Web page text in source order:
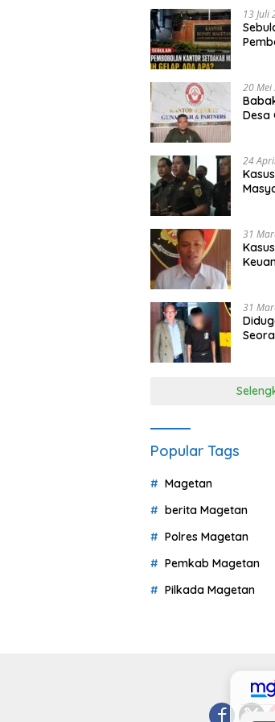
13 Juli
20 Mei
Desa
24
31
31
Popular Tags
Magetan
berita Magetan
Polres Magetan
Pemkab Magetan
Pilkada Magetan